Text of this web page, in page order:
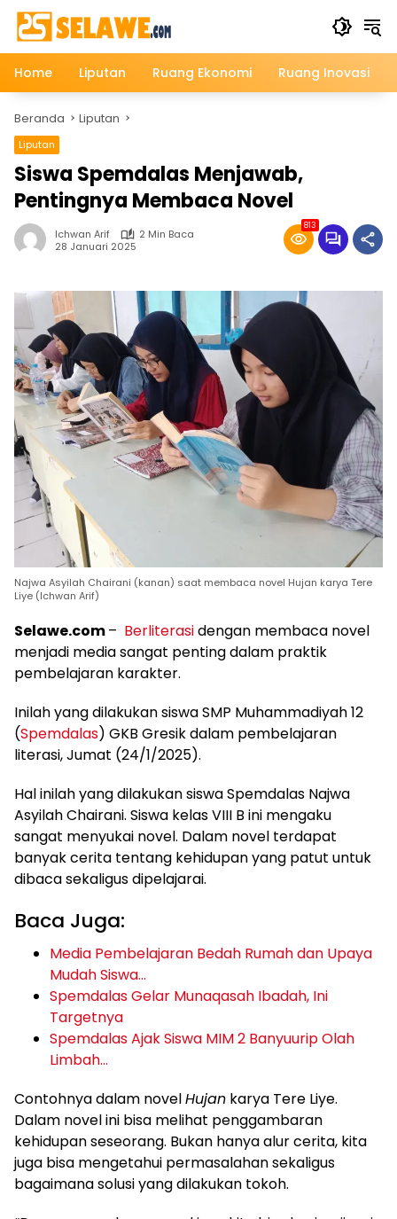
Langsung
konten
Home
Liputan Ruang Ekonomi Ruang Inovasi
Beranda Liputan
Liputan
Siswa Spemdalas Menjawab,
Pentingnya Membaca Novel
Ichwan Arif
2 Min Baca
28 Januari 2025
813
Najwa Asyilah Chairani (kanan) saat membaca novel Hujan karya Tere
Liye (Ichwan Arif)
Selawe.com– Berliterasidengan membaca novel
menjadi media sangat penting dalam praktik
pembelajaran karakter.
Inilah yang dilakukan siswa SMP Muhammadiyah 12
(Spemdalas) GKB Gresik dalam pembelajaran
literasi, Jumat (24/1/2025).
Hal inilah yang dilakukan siswa Spemdalas Najwa
Asyilah Chairani. Siswa kelas VIII B ini mengaku
sangat menyukai novel. Dalam novel terdapat
banyak cerita tentang kehidupan yang patut untuk
dibaca sekaligus dipelajarai.
Baca Juga:
Media Pembelajaran Bedah Rumah dan Upaya
Mudah Siswa…
Spemdalas Gelar Munaqasah Ibadah, Ini
Targetnya
Spemdalas Ajak Siswa MIM 2 Banyuurip Olah
Limbah…
Contohnya dalam novelHujan karya Tere Liye.
Dalam novel ini bisa melihat penggambaran
kehidupan seseorang. Bukan hanya alur cerita, kita
juga bisa mengetahui permasalahan sekaligus
bagaimana solusi yang dilakukan tokoh.